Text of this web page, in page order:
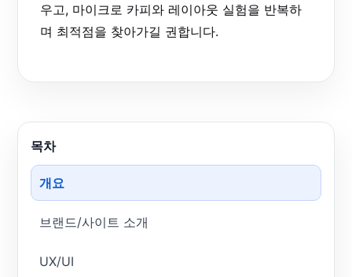
우고, 마이크로 카피와 레이아웃 실험을 반복하
며 최적점을 찾아가길 권합니다.
목차
개요
브랜드/사이트 소개
UX/UI